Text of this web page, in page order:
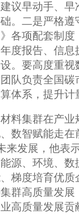
议早动手、
。二是严格
各项配套制
度报告、信
。要高度重
队负责全国
体系，提升计
料集群在产
数智赋能走
来发展，他表
源、环境、
梯度培育优
群高质量发
高质量发展贡